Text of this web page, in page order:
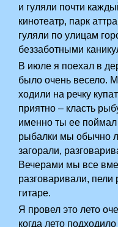
и гуляли почти
кинотеатр, парк
гуляли по улицам
беззаботными
В июле я поехал в
было очень весело.
ходили на речку
приятно – класть
именно ты ее поймал
рыбалки мы обычно
загорали,
Вечерами мы все
разговаривали, пели
гитаре.
Я провел это лето
когда лето